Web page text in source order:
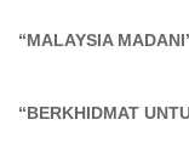
“MALAYSIA
“BERKHIDMAT